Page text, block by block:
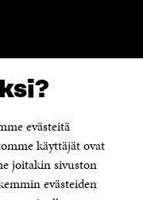
evästeitä
käyttäjät ovat
joitakin sivuston
evästeiden
Sitra